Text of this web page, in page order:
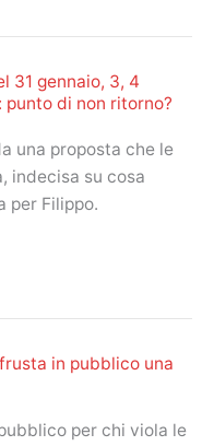
31 gennaio, 3, 4
di non ritorno?
una proposta che le
indecisa su cosa
per Filippo.
in pubblico una
per chi viola le